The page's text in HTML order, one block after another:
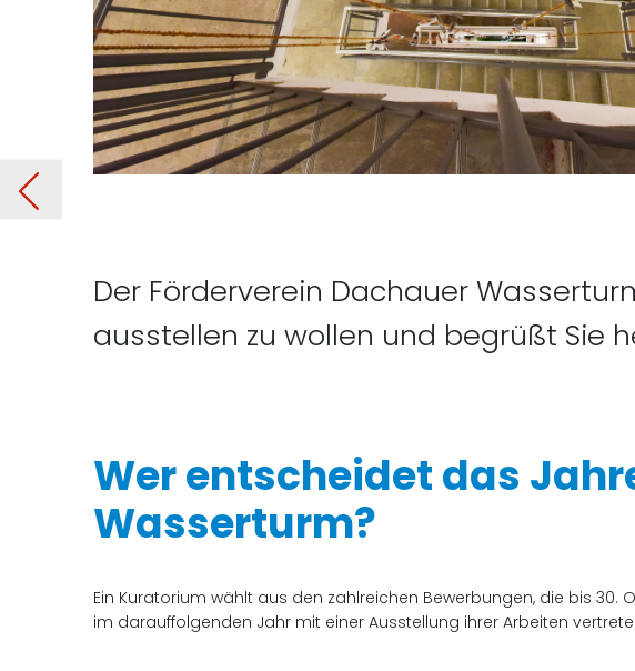
Der Förderverein Dachauer
ausstellen zu wollen und begrüßt Sie
Wer entscheidet das
Wasserturm?
Ein Kuratorium wählt aus den zahlreichen Bewerbungen, die bis
im darauffolgenden Jahr mit einer Ausstellung ihrer Arbeiten